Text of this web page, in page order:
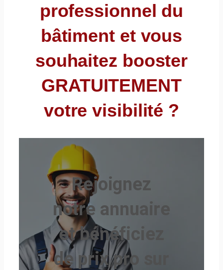
professionnel du
bâtiment et vous
souhaitez booster
GRATUITEMENT
votre visibilité ?
Rejoignez
notre annuaire
et bénéficiez
de prix pro sur